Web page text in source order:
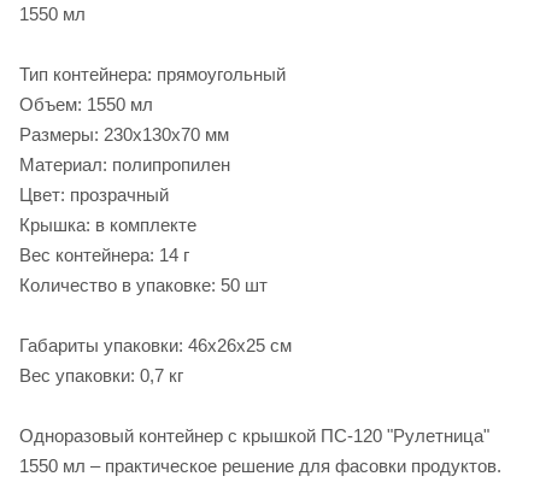
1550 мл
Тип контейнера: прямоугольный
Объем: 1550 мл
Размеры: 230х130х70 мм
Материал: полипропилен
Цвет: прозрачный
Крышка: в комплекте
Вес контейнера: 14 г
Количество в упаковке: 50 шт
Габариты упаковки: 46х26х25 см
Вес упаковки: 0,7 кг
Одноразовый контейнер с крышкой ПС-120 "Рулетница"
1550 мл – практическое решение для фасовки продуктов.